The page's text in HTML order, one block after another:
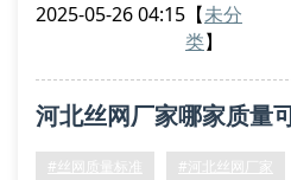
辨别优质金属丝网的三大标准
求
金属丝网加工工艺：焊接点抗
2025-05-26 04:15 【未分
类】
河北丝网厂家哪家质量
购标准
#丝网质量标准 #河北丝网厂家